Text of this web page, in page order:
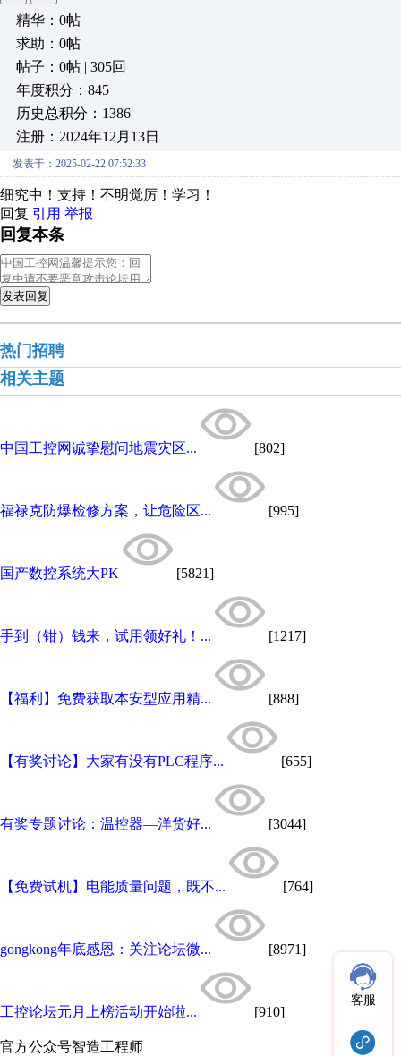
精华：0帖
求助：0帖
帖子：0帖 | 305回
年度积分：845
历史总积分：1386
注册：2024年12月13日
发表于：2025-02-22 07:52:33
细究中！支持！不明觉厉！学习！
回复 引用 举报
回复本条
发表回复
热门招聘
相关主题
中国工控网诚挚慰问地震灾区... [802]
福禄克防爆检修方案，让危险区... [995]
国产数控系统大PK [5821]
手到（钳）钱来，试用领好礼！... [1217]
【福利】免费获取本安型应用精... [888]
【有奖讨论】大家有没有PLC程序... [655]
有奖专题讨论：温控器—洋货好... [3044]
【免费试机】电能质量问题，既不... [764]
gongkong年底感恩：关注论坛微... [8971]
工控论坛元月上榜活动开始啦... [910]
官方公众号智造工程师
客服